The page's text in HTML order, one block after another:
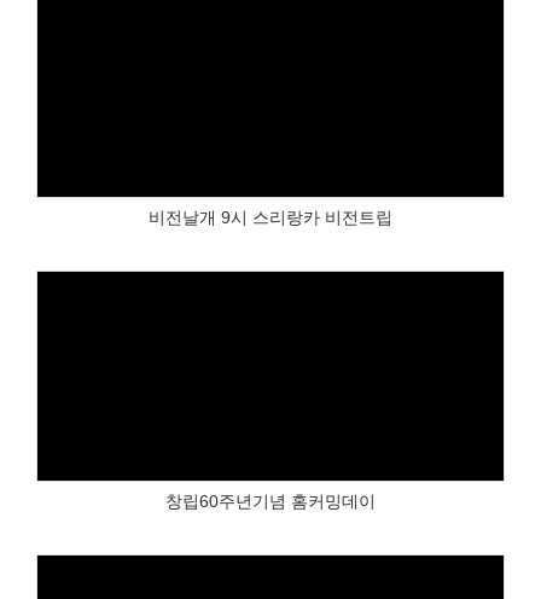
비전날개 9시 스리랑카 비전트립
창립60주년기념 홈커밍데이